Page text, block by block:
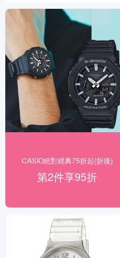
CASIO絕對經典75折起(折後)
第2件享95折